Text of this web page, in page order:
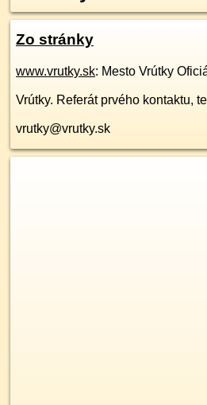
Zo stránky
www.vrutky.sk: Mesto Vrútky Oficiálne webové sídlo mesta
Vrútky. Referát prvého kontaktu,
vrutky@vrutky.sk